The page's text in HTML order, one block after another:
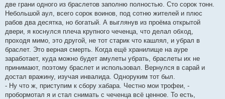
две грани одного из браслетов заполню полностью. Сто сорок тонн.
Небольшой аул, всего сорок воинов, под сотню жителей и плюс
рабов два десятка, но богатый. А выглянув из проёма открытой
двери, я коснулся плеча крупного чеченца, что делал обход,
проходя мимо, это другой, не тот старик что кашлял, и убрал в
браслет. Это верная смерть. Когда ещё хранилище на ауре
заработает, куда можно будет амулеты убрать, браслеты их не
принимают, поэтому браслет и использовал. Вернулся в сарай и
достал вражину, изучая инвалида. Одноруким тот был.
- Ну что ж, приступим к сбору хабара. Честно мои трофеи, -
пробормотал я и стал снимать с чеченца всё ценное. То есть,